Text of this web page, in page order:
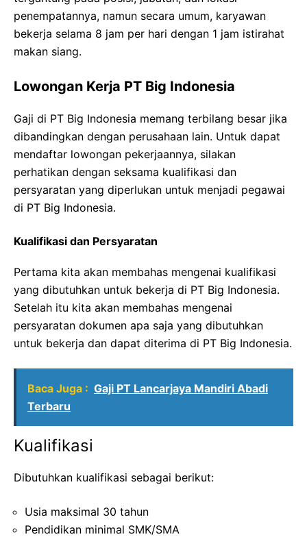
penempatannya, namun secara umum, karyawan
bekerja selama 8 jam per hari dengan 1 jam istirahat
makan siang.
Lowongan Kerja PT Big Indonesia
Gaji di PT Big Indonesia memang terbilang besar jika
dibandingkan dengan perusahaan lain. Untuk dapat
mendaftar lowongan pekerjaannya, silakan
perhatikan dengan seksama kualifikasi dan
persyaratan yang diperlukan untuk menjadi pegawai
di PT Big Indonesia.
Kualifikasi dan Persyaratan
Pertama kita akan membahas mengenai kualifikasi
yang dibutuhkan untuk bekerja di PT Big Indonesia.
Setelah itu kita akan membahas mengenai
persyaratan dokumen apa saja yang dibutuhkan
untuk bekerja dan dapat diterima di PT Big Indonesia.
Baca Juga : Gaji PT Lancarjaya Mandiri Abadi
Terbaru
Kualifikasi
Dibutuhkan kualifikasi sebagai berikut:
Usia maksimal 30 tahun
Pendidikan minimal SMK/SMA